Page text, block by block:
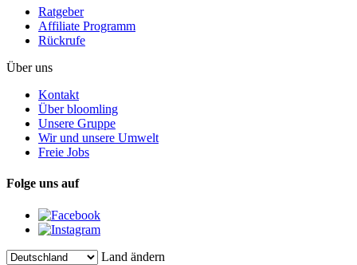
Ratgeber
Affiliate Programm
Rückrufe
Über uns
Kontakt
Über bloomling
Unsere Gruppe
Wir und unsere Umwelt
Freie Jobs
Folge uns auf
Land ändern